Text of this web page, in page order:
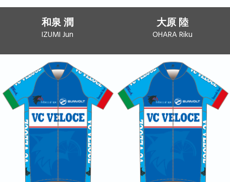
和泉 潤
IZUMI Jun
大原 陸
OHARA Riku